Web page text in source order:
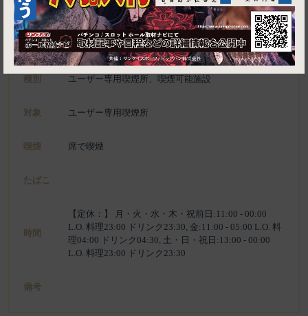
施設名 魚と日本酒&炭火焼鳥 新橋商店 総本店
電話 050-5600-3896
種別 ユーザー専用喫煙所、喫煙可能施設
対象 ユーザー専用喫煙所
喫煙 席で喫煙
たばこ
時間
【定休：】 月・火・水・木・祝前日:11:00 - 00:00
L.O. 料理23:00 ドリンク23:30, 金:11:00 - 05:00 L.O. 料
理04:00 ドリンク04:30, 土・日・祝日:13:00 - 00:00
L.O. 料理23:00 ドリンク23:30
備考